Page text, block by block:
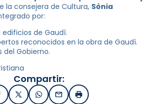
la consejera de Cultura, Sònia
por:
de Gaudí.
reconocidos en la obra de Gaudí.
del Gobierno.
Compartir:
X / TwitterWhatsApp
EmailImprimir